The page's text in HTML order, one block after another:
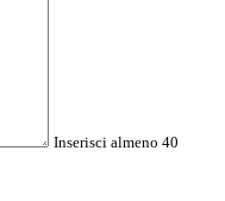
Inserisci almeno 40